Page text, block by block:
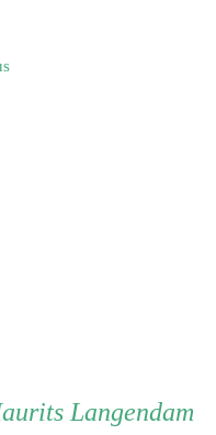
Langendam